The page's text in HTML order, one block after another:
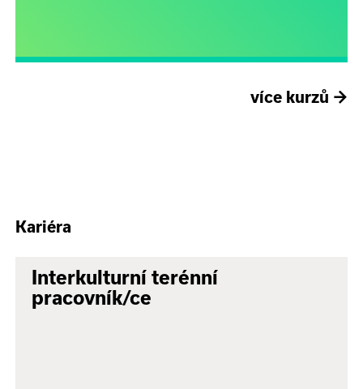
více kurzů →
Kariéra
Interkulturní terénní
pracovník/ce